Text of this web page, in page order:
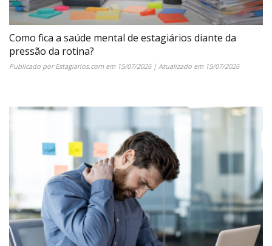
Como fica a saúde mental de estagiários diante da
pressão da rotina?
Publicado porEstagiarios.comem 15/07/2026| Atualizado em 15/07/2026